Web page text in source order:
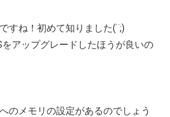
すね！初めて知りました(¨;)
アップグレードしたほうが良いの
のメモリの設定があるのでしょう